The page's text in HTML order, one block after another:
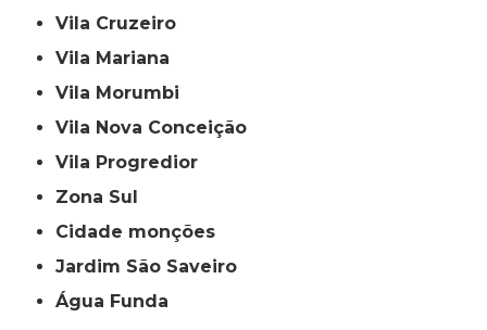
Vila Cruzeiro
Vila Mariana
Vila Morumbi
Vila Nova Conceição
Vila Progredior
Zona Sul
cidade monções
jardim São Saveiro
Água Funda